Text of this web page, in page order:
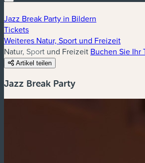
Jazz Break Party in Bildern
Tickets
Weiteres Natur, Sport und Freizeit
Natur, Sport und Freizeit Buchen Sie Ihr
Artikel teilen
Jazz Break Party